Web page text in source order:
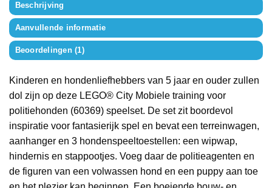
Beschrijving
Aanvullende informatie
Beoordelingen (1)
Kinderen en hondenliefhebbers van 5 jaar en ouder zullen
dol zijn op deze LEGO® City Mobiele training voor
politiehonden (60369) speelset. De set zit boordevol
inspiratie voor fantasierijk spel en bevat een terreinwagen,
aanhanger en 3 hondenspeeltoestellen: een wipwap,
hindernis en stappootjes. Voeg daar de politieagenten en
de figuren van een volwassen hond en een puppy aan toe